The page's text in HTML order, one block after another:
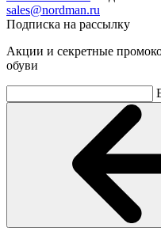
sales@nordman.ru
Подписка на рассылку
Акции и секретные
обуви